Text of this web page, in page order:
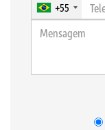
+55